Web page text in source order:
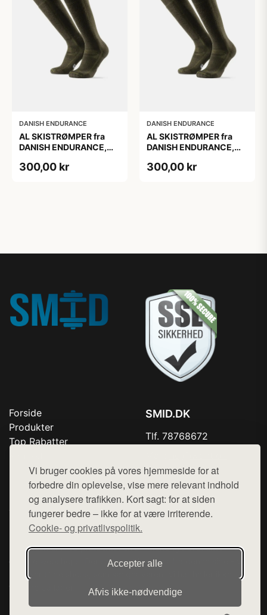
Vi bruger cookies på vores hjemmeside for at
forbedre din oplevelse, vise mere relevant indhold
og analysere trafikken. Kort sagt: for at siden
fungerer bedre – ikke for at være irriterende.
Cookie- og privatlivspolitik.
Accepter alle
Afvis ikke‑nødvendige
DANISH ENDURANCE
AL SKISTRØMPER fra
DANISH ENDURANCE,
300,00 kr
DANISH ENDURANCE
AL SKISTRØMPER fra
DANISH ENDURANCE,
300,00 kr
Forside
Produkter
Top Rabatter
SMID.DK
Tlf. 78768672
Cookie- og privatlivspolitik
Denne side er en del af want.dk, der udgiver en række
hjemmesider med præsentation af forskellige produkter fra
diverse webshops. Der sælges ikke varer fra denne side - vi
henviser til de shops, som sælger varen. Vi har heller ikke
varerne på lager.